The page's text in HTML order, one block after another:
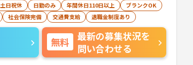
土日祝休 日勤のみ 年間休日110日以上
ブランクOK
社会保険完備 交通費支給 退職金制度あり
無料
最新の募集状況を
問い合わせる